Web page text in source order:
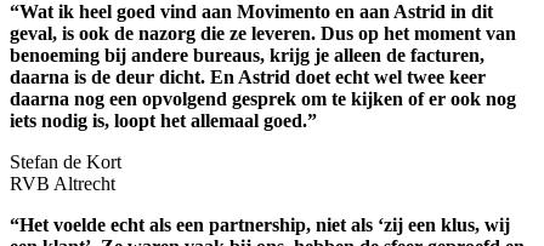
“Wat ik heel goed vind aan Movimento en aan Astrid in dit
geval, is ook de nazorg die ze leveren. Dus op het moment van
benoeming bij andere bureaus, krijg je alleen de facturen,
daarna is de deur dicht. En Astrid doet echt wel twee keer
daarna nog een opvolgend gesprek om te kijken of er ook nog
iets nodig is, loopt het allemaal goed.”
Stefan de Kort
RVB Altrecht